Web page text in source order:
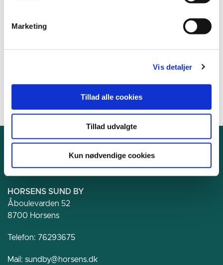
Marketing
Vis detaljer
Tillad alle cookies
Tillad udvalgte
Kun nødvendige cookies
Sønderbro Kirke
HORSENS SUND BY
Åboulevarden 52
8700 Horsens
Telefon: 76293675
Mail: sundby@horsens.dk